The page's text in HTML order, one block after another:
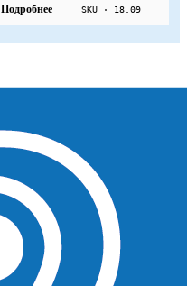
Подробнее SKU · 18.09